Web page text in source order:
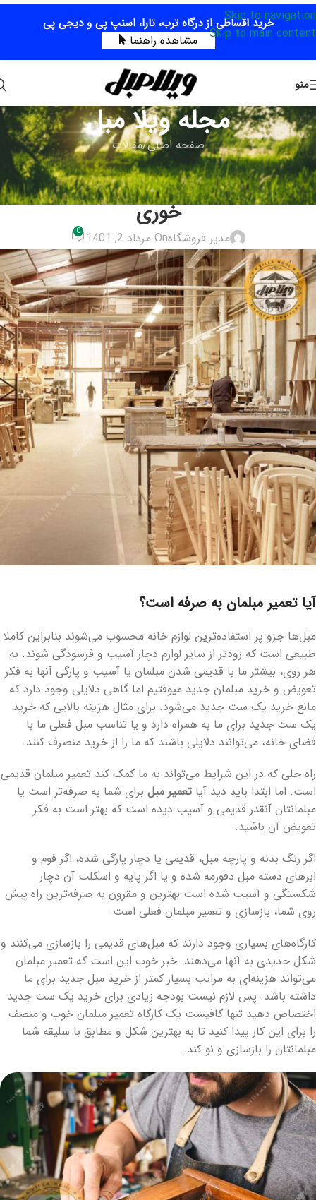
Skip to navigation
Skip to main content
خرید اقساطی از درگاه ترب، تارا، اسنپ پی و دیجی پی
مشاهده راهنما
منو
مجله ویلا مبل
صفحه اصلی مقالات
مقالات
تعمیرات تخصصی انواع مبلمان و ناهار
خوری
مدیر فروشگاهOn مرداد 2, 1401 0
آیا تعمیر مبلمان به صرفه است؟
مبل‌ها جزو پر استفاده‌ترین لوازم خانه محسوب می‌شوند بنابراین کاملا
طبیعی است که زودتر از سایر لوازم دچار آسیب و فرسودگی شوند. به
هر روی، بیشتر ما با قدیمی شدن مبلمان یا آسیب و پارگی آنها به فکر
تعویض و خرید مبلمان جدید میوفتیم اما گاهی دلایلی وجود دارد که
مانع خرید یک ست جدید می‌شود. برای مثال هزینه بالایی که خرید
یک ست جدید برای ما به همراه دارد و یا تناسب مبل فعلی ما با
فضای خانه، می‌توانند دلایلی باشند که ما را از خرید منصرف کنند.
راه حلی که در این شرایط می‌تواند به ما کمک کند تعمیر مبلمان قدیمی
است. اما ابتدا باید دید آیا تعمیر مبل برای شما به صرفه‌تر است یا
مبلمانتان آنقدر قدیمی و آسیب دیده است که بهتر است به فکر
تعویض آن باشید.
اگر رنگ بدنه و پارچه مبل، قدیمی یا دچار پارگی شده، اگر فوم و
ابرهای دسته مبل دفورمه شده و یا اگر پایه و اسکلت آن دچار
شکستگی و آسیب شده است بهترین و مقرون به صرفه‌ترین راه پیش
روی شما، بازسازی و تعمیر مبلمان فعلی است.
کارگاه‌های بسیاری وجود دارند که مبل‌های قدیمی را بازسازی می‌کنند و
شکل جدیدی به آنها می‌دهند. خبر خوب این است که تعمیر مبلمان
می‌تواند هزینه‌ای به مراتب بسیار کمتر از خرید مبل جدید برای ما
داشته باشد. پس لازم نیست بودجه زیادی برای خرید یک ست جدید
اختصاص دهید تنها کافیست یک کارگاه تعمیر مبلمان خوب و منصف
را برای این کار پیدا کنید تا به بهترین شکل و مطابق با سلیقه شما
مبلمانتان را بازسازی و نو کند.